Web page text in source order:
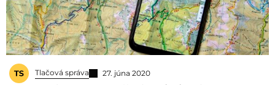
Tlačová správa 27. júna 2020